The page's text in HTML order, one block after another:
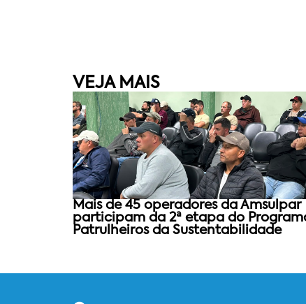
VEJA MAIS
Mais de 45 operadores da Amsulpar
participam da 2ª etapa do
Patrulheiros da Sustentabilidade